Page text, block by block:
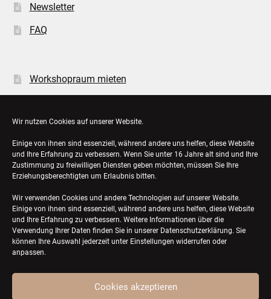
Wir nutzen Cookies auf unserer Website.
Einige von ihnen sind essenziell, während andere uns helfen, diese Website
und Ihre Erfahrung zu verbessern. Wenn Sie unter 16 Jahre alt sind und Ihre
Zustimmung zu freiwilligen Diensten geben möchten, müssen Sie Ihre
Erziehungsberechtigten um Erlaubnis bitten.
Wir verwenden Cookies und andere Technologien auf unserer Website.
Einige von ihnen sind essenziell, während andere uns helfen, diese Website
und Ihre Erfahrung zu verbessern. Weitere Informationen über die
Verwendung Ihrer Daten finden Sie in unserer Datenschutzerklärung. Sie
können Ihre Auswahl jederzeit unter Einstellungen widerrufen oder
anpassen.
Cookies akzeptieren
Newsletter
FAQ
Workshopraum mieten
Bestellungen
Konto-Details